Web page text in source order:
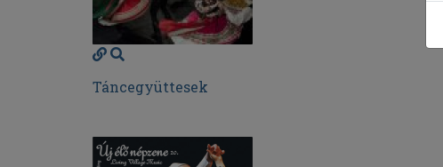
Táncegyüttesek